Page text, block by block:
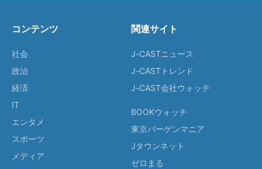
コンテンツ
社会
政治
経済
IT
エンタメ
スポーツ
メディア
関連サイト
J-CASTニュース
J-CASTトレンド
J-CAST会社ウォッチ
BOOKウォッチ
東京バーゲンマニア
Jタウンネット
ゼロまる